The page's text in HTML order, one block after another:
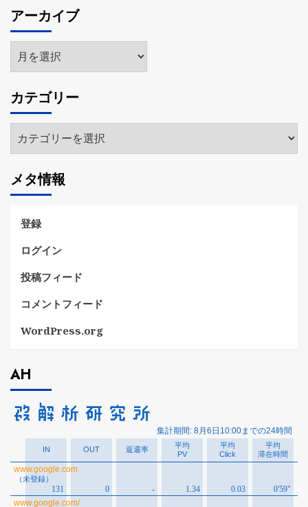
アーカイブ
ア
ー
イ
ブ
カテゴリー
テ
リ
ー
メタ情報
登録
ログイン
投稿フィード
コメントフィード
WordPress.org
AH